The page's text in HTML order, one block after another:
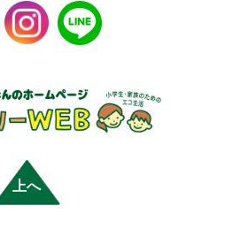
instagram
上へ